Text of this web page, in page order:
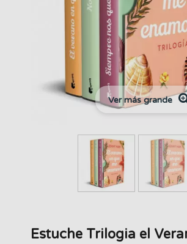
Ver más grande
Estuche Trilogia el